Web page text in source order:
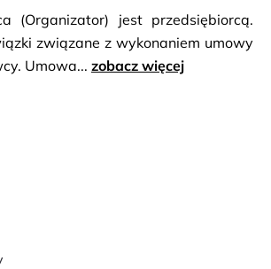
wybrzeżu Majorki. Powrót do
(Organizator) jest przedsiębiorcą.
związane z wykonaniem umowy
Umowa... zobacz więcej